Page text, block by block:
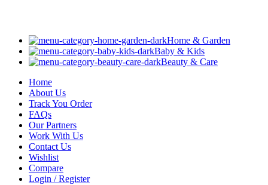
Home & Garden
Baby & Kids
Beauty & Care
Home
About Us
Track You Order
FAQs
Our Partners
Work With Us
Contact Us
Wishlist
Compare
Login / Register